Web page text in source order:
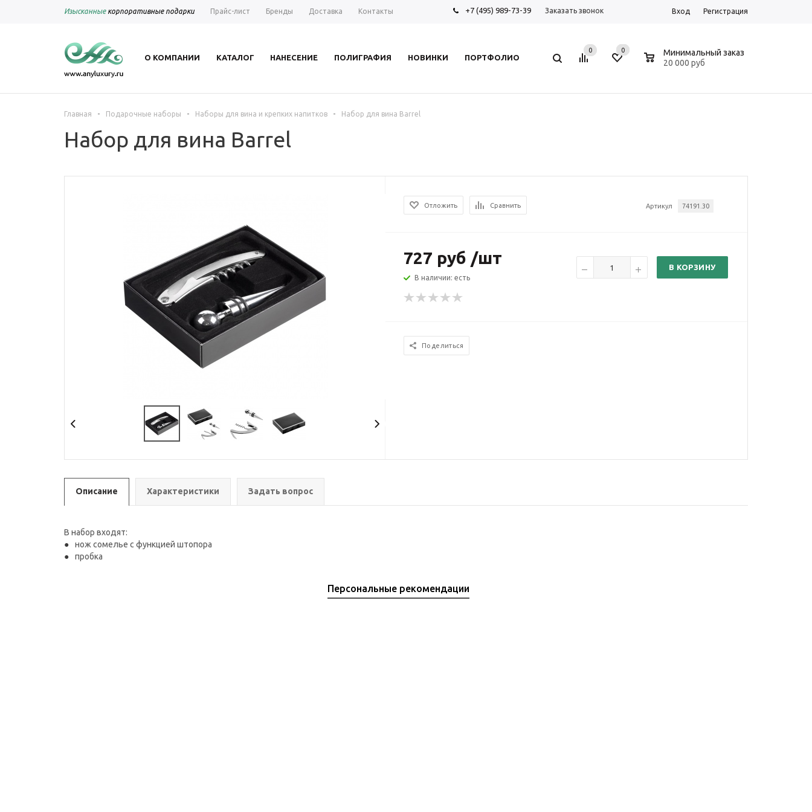
Изысканныекорпоративные подарки Прайс-лист Бренды Доставка Контакты +7 (495) 989-73-39 Заказать звонок Вход Регистрация
О КОМПАНИИ КАТАЛОГ НАНЕСЕНИЕ ПОЛИГРАФИЯ НОВИНКИ ПОРТФОЛИО
0 0
Минимальный заказ
20 000 руб
Главная - Подарочные наборы - Наборы для вина и крепких напитков - Набор для вина Barrel
Набор для вина Barrel
Артикул 74191.30
Отложить Сравнить
727 руб /шт
В наличии: есть
В КОРЗИНУ
Поделиться
Описание Характеристики Задать вопрос
В набор входят:
нож сомелье с функцией штопора
пробка
Персональные рекомендации